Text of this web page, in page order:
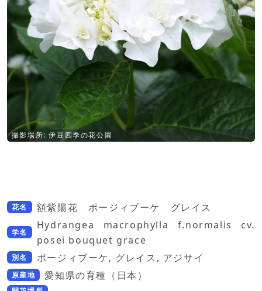
撮影場所: 伊豆四季の花公園
花名 額紫陽花 ポージィブーケ グレイス
学名
Hydrangea macrophylla f.normalis cv.
posei bouquet grace
別名 ポージィブーケ, グレイス, アジサイ
原産地 愛知県の育種（日本）